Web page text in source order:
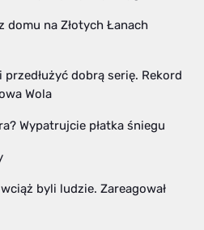
domu na Złotych Łanach
przedłużyć dobrą serię. Rekord
Wola
Wypatrujcie płatka śniegu
byli ludzie. Zareagował